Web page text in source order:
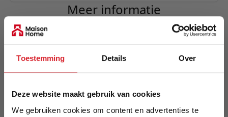
Toestemming Details Over
Deze website maakt gebruik van cookies
We gebruiken cookies om content en advertenties te
Meer informatie
LABEL51